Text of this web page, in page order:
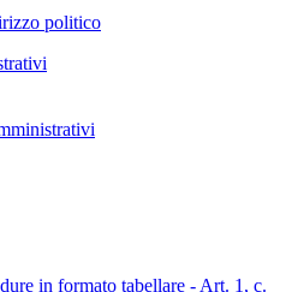
politico
in formato tabellare - Art. 1, c.